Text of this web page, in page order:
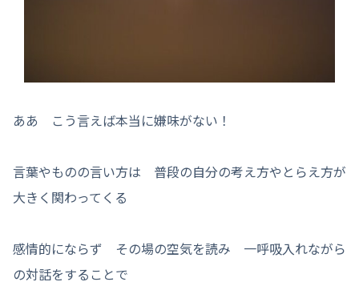
ああ こう言えば本当に嫌味がない！
言葉やものの言い方は 普段の自分の考え方やとらえ方が
大きく関わってくる
感情的にならず その場の空気を読み 一呼吸入れながら
の対話をすることで